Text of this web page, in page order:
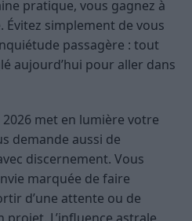
pratique, vous gagnez à
Évitez simplement de vous
passagère : tout
aujourd’hui pour aller dans
met en lumière votre
demande aussi de
discernement. Vous
marquée de faire
d’une attente ou de